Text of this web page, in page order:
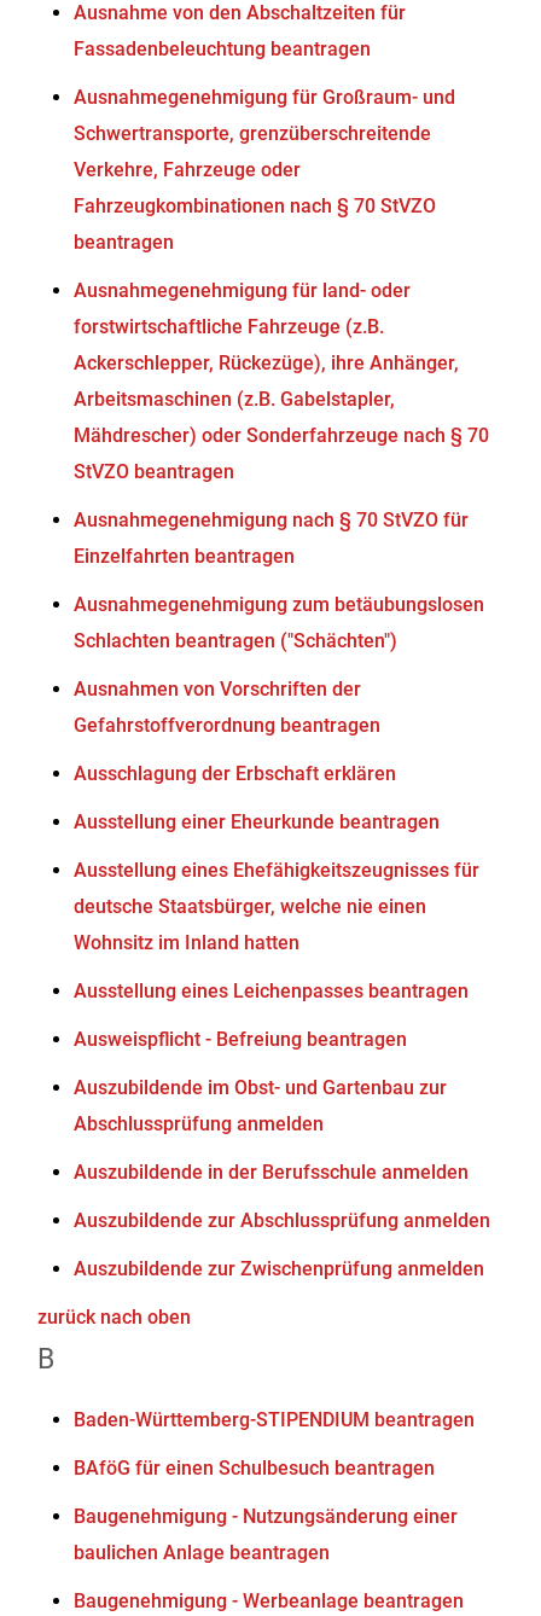
Ausnahme von den Abschaltzeiten für
Fassadenbeleuchtung beantragen
Ausnahmegenehmigung für Großraum- und
Schwertransporte, grenzüberschreitende
Verkehre, Fahrzeuge oder
Fahrzeugkombinationen nach § 70 StVZO
beantragen
Ausnahmegenehmigung für land- oder
forstwirtschaftliche Fahrzeuge (z.B.
Ackerschlepper, Rückezüge), ihre Anhänger,
Arbeitsmaschinen (z.B. Gabelstapler,
Mähdrescher) oder Sonderfahrzeuge nach § 70
StVZO beantragen
Ausnahmegenehmigung nach § 70 StVZO für
Einzelfahrten beantragen
Ausnahmegenehmigung zum betäubungslosen
Schlachten beantragen ("Schächten")
Ausnahmen von Vorschriften der
Gefahrstoffverordnung beantragen
Ausschlagung der Erbschaft erklären
Ausstellung einer Eheurkunde beantragen
Ausstellung eines Ehefähigkeitszeugnisses für
deutsche Staatsbürger, welche nie einen
Wohnsitz im Inland hatten
Ausstellung eines Leichenpasses beantragen
Ausweispflicht - Befreiung beantragen
Auszubildende im Obst- und Gartenbau zur
Abschlussprüfung anmelden
Auszubildende in der Berufsschule anmelden
Auszubildende zur Abschlussprüfung anmelden
Auszubildende zur Zwischenprüfung anmelden
zurück nach oben
B
Baden-Württemberg-STIPENDIUM beantragen
BAföG für einen Schulbesuch beantragen
Baugenehmigung - Nutzungsänderung einer
baulichen Anlage beantragen
Baugenehmigung - Werbeanlage beantragen